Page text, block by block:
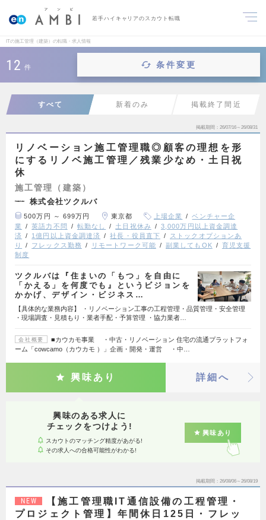
若手ハイキャリアのスカウト転職
ITの施工管理（建築）の転職・求人情報
12 件 条件変更
すべて 新着のみ 掲載終了間近
掲載期間 26/07/16～26/08/31
リノベーション施工管理職◎顧客の理想を形
にするリノベ施工管理／残業少なめ・土日祝
休
施工管理（建築）
株式会社ツクルバ
500万円 ～ 699万円 東京都 上場企業
ベンチャー企
業
英語力不問 転勤なし 土日祝休み
3,000万円以上資金調達
済
1億円以上資金調達済 社長・役員直下
ストックオプションあ
り
フレックス勤務 リモートワーク可能 副業してもOK
育児支援
制度
ツクルバは『住まいの「もつ」を自由に
「かえる」を何度でも』というビジョンを
かかげ、デザイン・ビジネス…
【具体的な業務内容】 ・リノベーション工事の工程管理・品質管理・安全管理
・現場調査・見積もり・業者手配・予算管理 ・協力業者…
会社概要
■カウカモ事業 ・中古・リノベーション 住宅の流通プラットフォ
ーム「cowcamo（カウカモ ）」企画・開発・運営 ・中…
興味あり 詳細へ
興味のある求人に
チェックをつけよう!
スカウトのマッチング精度があがる!
その求人への合格可能性がわかる!
興味あり
掲載期間 26/08/06～26/08/19
NEW
【施工管理職IT通信設備の工程管理・
プロジェクト管理】年間休日125日・フレッ